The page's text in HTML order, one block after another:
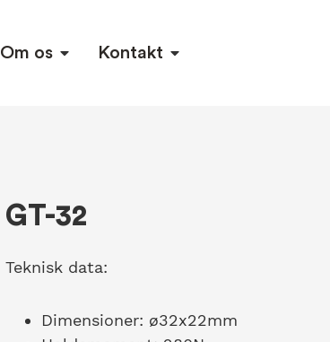
Om os Kontakt
GT-32
Teknisk data:
Dimensioner: ø32x22mm